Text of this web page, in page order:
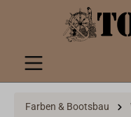
springen
Farben & Bootsbau